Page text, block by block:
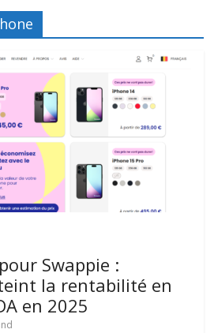
Swappie :
la rentabilité en
en 2025